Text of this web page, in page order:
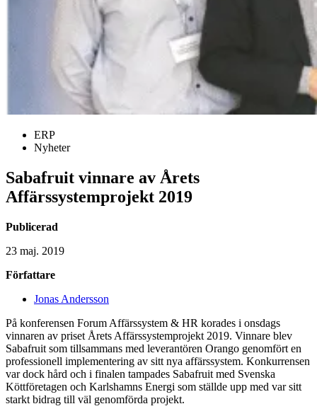
ERP
Nyheter
Sabafruit vinnare av Årets
Affärssystemprojekt 2019
Publicerad
23 maj. 2019
Författare
Jonas Andersson
På konferensen Forum Affärssystem & HR korades i onsdags
vinnaren av priset Årets Affärssystemprojekt 2019. Vinnare blev
Sabafruit som tillsammans med leverantören Orango genomfört en
professionell implementering av sitt nya affärssystem. Konkurrensen
var dock hård och i finalen tampades Sabafruit med Svenska
Köttföretagen och Karlshamns Energi som ställde upp med var sitt
starkt bidrag till väl genomförda projekt.